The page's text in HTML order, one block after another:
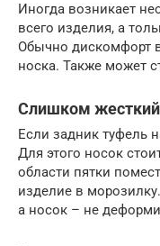
Иногда возникает
всего изделия, а
Обычно дискомфорт
носка. Также может
Слишком жесткий
Если задник туфель
Для этого носок
области пятки
изделие в
а носок – не